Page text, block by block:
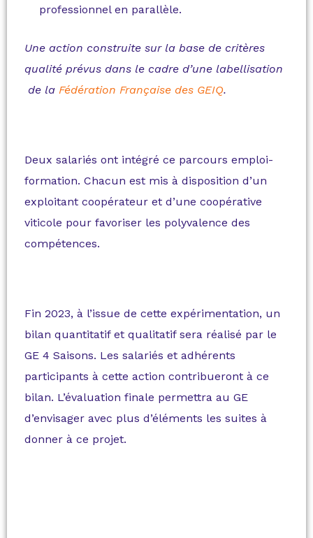
professionnel en parallèle.
Une action construite sur la base de critères
qualité prévus dans le cadre d’une labellisation
de la Fédération Française des GEIQ.
Deux salariés ont intégré ce parcours emploi-
formation. Chacun est mis à disposition d’un
exploitant coopérateur et d’une coopérative
viticole pour favoriser les polyvalence des
compétences.
Fin 2023, à l’issue de cette expérimentation, un
bilan quantitatif et qualitatif sera réalisé par le
GE 4 Saisons. Les salariés et adhérents
participants à cette action contribueront à ce
bilan. L’évaluation finale permettra au GE
d’envisager avec plus d’éléments les suites à
donner à ce projet.